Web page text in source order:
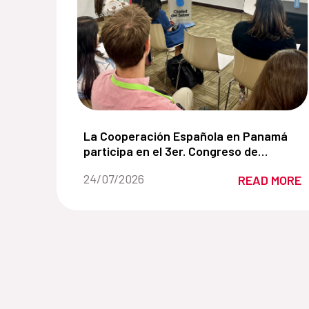
La Cooperación Española en Panamá
La Cooperación Española en Panamá
participa en el 3er. Congreso de
soluciones basadas en la naturaleza
Date of the news::
24/07/2026 READ MORE